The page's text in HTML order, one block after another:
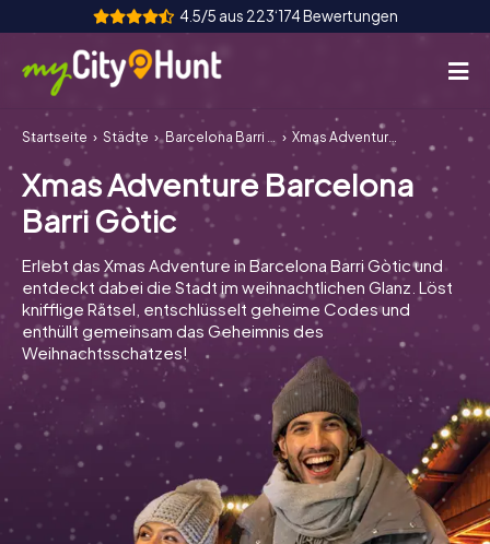
4.5/5 aus 223‘174 Bewertungen
So funktioniert's
Städte
Touren
Teamevent
Tickets
INT CH
ES
UK
IT
Startseite Städte Barcelona Barri Gòtic Xmas Adventure Barcelona Barri Gòtic
Xmas Adventure Barcelona
Barri Gòtic
Erlebt das Xmas Adventure in Barcelona Barri Gòtic und
entdeckt dabei die Stadt im weihnachtlichen Glanz. Löst
knifflige Rätsel, entschlüsselt geheime Codes und
enthüllt gemeinsam das Geheimnis des
Weihnachtsschatzes!